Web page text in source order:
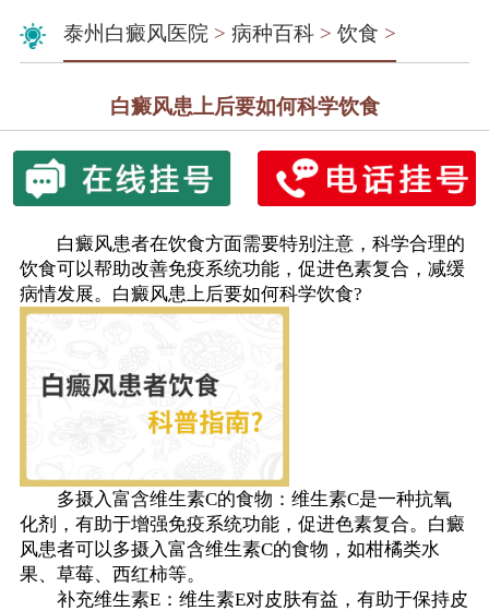
泰州白癜风医院> 病种百科> 饮食 >
白癜风患上后要如何科学饮食
白癜风患者在饮食方面需要特别注意，科学合理的
饮食可以帮助改善免疫系统功能，促进色素复合，减缓
病情发展。白癜风患上后要如何科学饮食?
多摄入富含维生素C的食物：维生素C是一种抗氧
化剂，有助于增强免疫系统功能，促进色素复合。白癜
风患者可以多摄入富含维生素C的食物，如柑橘类水
果、草莓、西红柿等。
补充维生素E：维生素E对皮肤有益，有助于保持皮